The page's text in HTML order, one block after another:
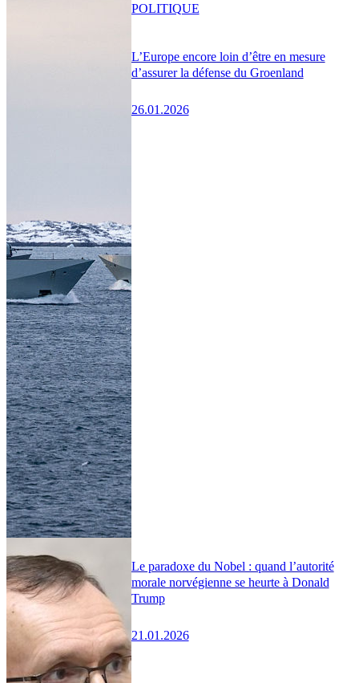
L’Europe encore loin d’être en mesure
d’assurer la défense du Groenland
26.01.2026
POLITIQUE
Le paradoxe du Nobel : quand l’autorité
morale norvégienne se heurte à Donald
Trump
21.01.2026